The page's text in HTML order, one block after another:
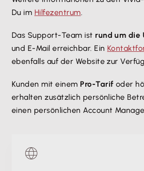
GmbH
UG (haftungsbeschränkt)
AG
KG
OHG
GbR
PartG
Limited & Co. KG
Ausgabenlimits festlegen und
Du im Hilfezentrum.
Das Support-Team ist rund um die
und E-Mail erreichbar. Ein
ebenfalls auf der Website zur
Kunden mit einem Pro-Tarif oder
erhalten zusätzlich persönliche
einen persönlichen Account